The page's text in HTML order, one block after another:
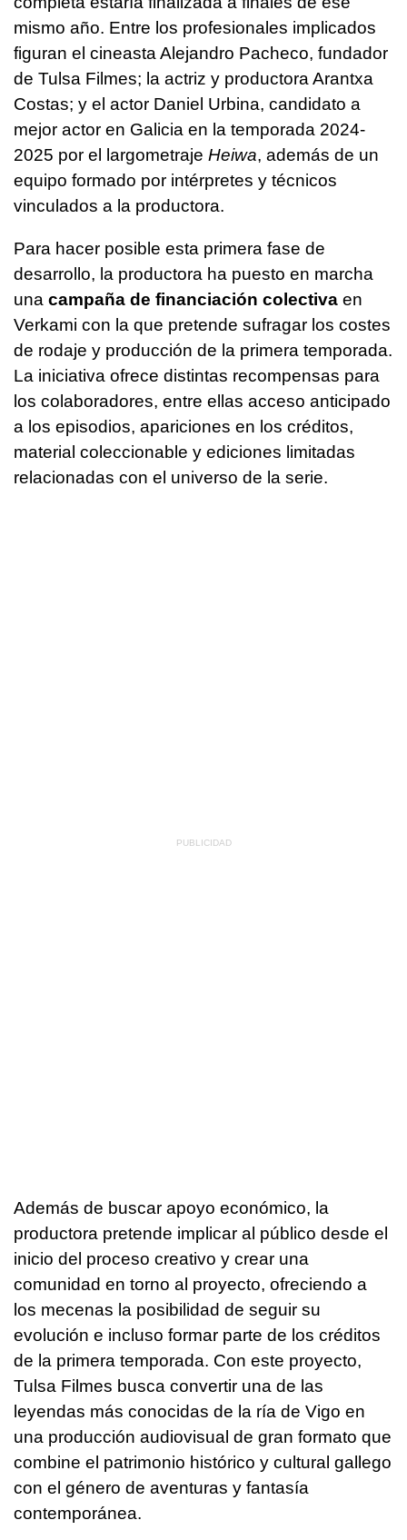
mismo año. Entre los profesionales implicados
figuran el cineasta Alejandro Pacheco, fundador
de Tulsa Filmes; la actriz y productora Arantxa
Costas; y el actor Daniel Urbina, candidato a
mejor actor en Galicia en la temporada 2024-
2025 por el largometraje Heiwa, además de un
equipo formado por intérpretes y técnicos
vinculados a la productora.
Para hacer posible esta primera fase de
desarrollo, la productora ha puesto en marcha
una campaña de financiación colectiva en
Verkami con la que pretende sufragar los costes
de rodaje y producción de la primera temporada.
La iniciativa ofrece distintas recompensas para
los colaboradores, entre ellas acceso anticipado
a los episodios, apariciones en los créditos,
material coleccionable y ediciones limitadas
relacionadas con el universo de la serie.
Además de buscar apoyo económico, la
productora pretende implicar al público desde el
inicio del proceso creativo y crear una
comunidad en torno al proyecto, ofreciendo a
los mecenas la posibilidad de seguir su
evolución e incluso formar parte de los créditos
de la primera temporada. Con este proyecto,
Tulsa Filmes busca convertir una de las
leyendas más conocidas de la ría de Vigo en
una producción audiovisual de gran formato que
combine el patrimonio histórico y cultural gallego
con el género de aventuras y fantasía
contemporánea.